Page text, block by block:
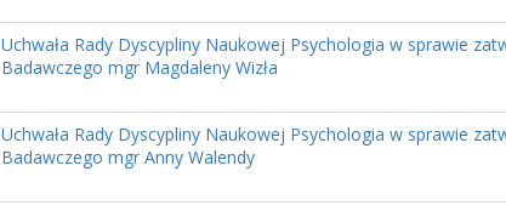
Uchwała Rady Dyscypliny Naukowej Psychologia w sprawie
Badawczego mgr Magdaleny Wizła
Uchwała Rady Dyscypliny Naukowej Psychologia w sprawie
Badawczego mgr Anny Walendy